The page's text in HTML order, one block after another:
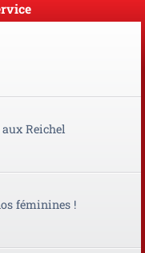
Reichel
féminines !